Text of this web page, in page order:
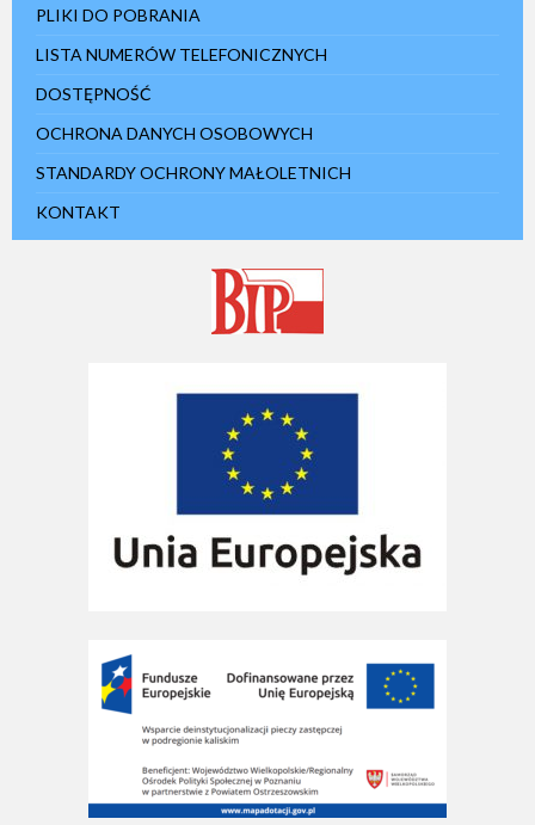
PLIKI DO POBRANIA
LISTA NUMERÓW TELEFONICZNYCH
DOSTĘPNOŚĆ
OCHRONA DANYCH OSOBOWYCH
STANDARDY OCHRONY MAŁOLETNICH
KONTAKT